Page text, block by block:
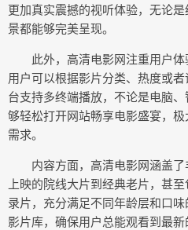
更加真实震撼的视听体验，无论
景都能够完美呈现。
此外，高清电影网注重用户体
用户可以根据影片分类、热度或
台支持多终端播放，不论是电脑
够轻松打开网站畅享电影盛宴，
需求。
内容方面，高清电影网涵盖
上映的院线大片到经典老片，甚
录片，充分满足不同年龄层和口
影片库，确保用户总能观看到最新